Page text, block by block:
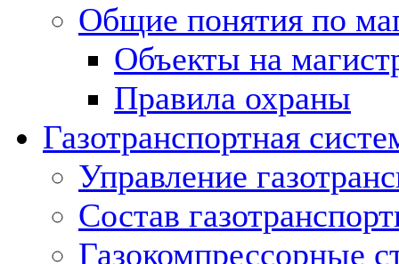
Общие понятия по
Объекты на
Правила охраны
Газотранспортная
Управление
Состав
Газокомпрессорные